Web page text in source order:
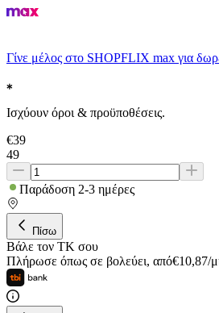
Γίνε μέλος στο SHOPFLIX max για
Ισχύουν όροι & προϋποθέσεις.
€39
49
Παράδοση 2-3 ημέρες
Πίσω
Βάλε τον ΤΚ σου
Πλήρωσε όπως σε βολεύει, από€10,87/